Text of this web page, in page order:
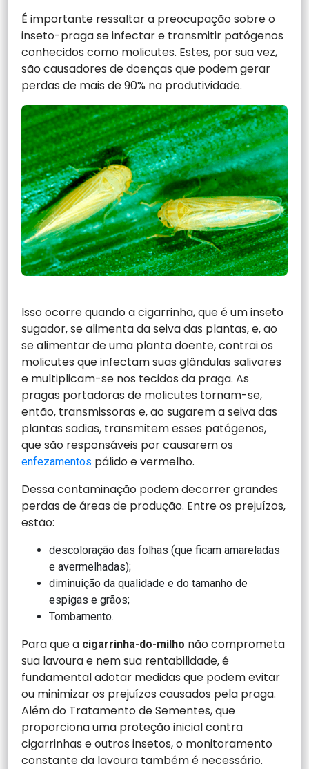
É importante ressaltar a preocupação sobre o
inseto-praga se infectar e transmitir patógenos
conhecidos como molicutes. Estes, por sua vez,
são causadores de doenças que podem gerar
perdas de mais de 90% na produtividade.
Isso ocorre quando a cigarrinha, que é um inseto
sugador, se alimenta da seiva das plantas, e, ao
se alimentar de uma planta doente, contrai os
molicutes que infectam suas glândulas salivares
e multiplicam-se nos tecidos da praga. As
pragas portadoras de molicutes tornam-se,
então, transmissoras e, ao sugarem a seiva das
plantas sadias, transmitem esses patógenos,
que são responsáveis por causarem os
enfezamentos pálido e vermelho.
Dessa contaminação podem decorrer grandes
perdas de áreas de produção. Entre os prejuízos,
estão:
descoloração das folhas (que ficam amareladas
e avermelhadas);
diminuição da qualidade e do tamanho de
espigas e grãos;
Tombamento.
Para que a cigarrinha-do-milho não comprometa
sua lavoura e nem sua rentabilidade, é
fundamental adotar medidas que podem evitar
ou minimizar os prejuízos causados pela praga.
Além do Tratamento de Sementes, que
proporciona uma proteção inicial contra
cigarrinhas e outros insetos, o monitoramento
constante da lavoura também é necessário.